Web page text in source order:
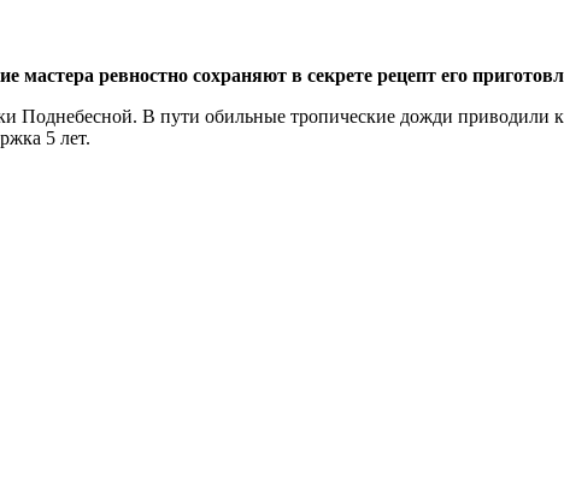
ревностно сохраняют в секрете рецепт его
Поднебесной. В пути обильные тропические дожди приводили
5 лет.